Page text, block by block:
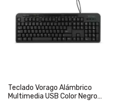
Teclado Vorago Alámbrico
Multimedia USB Color Negro